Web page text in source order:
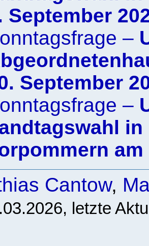
September
–
September
–
Cantow,
letzte